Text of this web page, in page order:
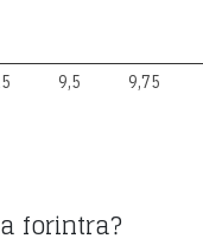
9,5 9,75
forintra?